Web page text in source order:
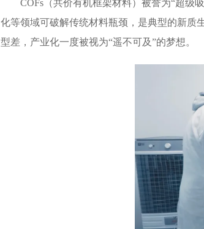
COFs（共价有机框架材料）被誉为“超级
化等领域可破解传统材料瓶颈，是典型的新质
型差，产业化一度被视为“遥不可及”的梦想。